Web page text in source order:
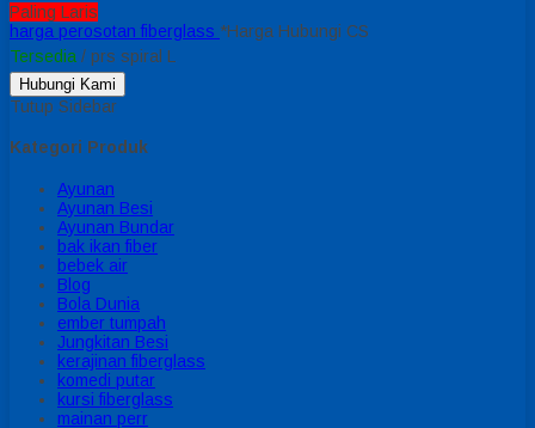
Paling Laris
harga perosotan fiberglass *Harga Hubungi CS
Tersedia / prs spiral L
Hubungi Kami
Tutup Sidebar
Kategori Produk
Ayunan
Ayunan Besi
Ayunan Bundar
bak ikan fiber
bebek air
Blog
Bola Dunia
ember tumpah
Jungkitan Besi
kerajinan fiberglass
komedi putar
kursi fiberglass
mainan perr